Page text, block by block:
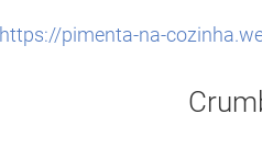
https://pimenta-na-